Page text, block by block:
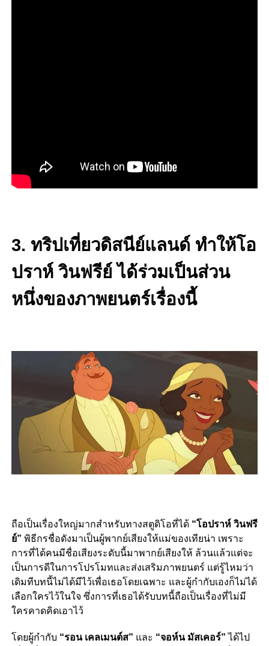
3. ทริปเที่ยวดิสนีย์แลนด์ ทำให้โอ
ปราห์ วินฟรีย์ ได้ร่วมเป็นส่วน
หนึ่งของภาพยนตร์เรื่องนี้
ถือเป็นเรื่องใหญ่มากสำหรับทางสตูดิโอที่ได้ “โอปราห์ วินฟรี
ย์” พิธีกรชื่อดังมาเป็นผู้พากย์เสียงให้แม่ของเทียน่า เพราะ
การที่ได้คนมีชื่อเสียงระดับนี้มาพากย์เสียงให้ ล้วนแล้วแต่จะ
เป็นการดีในการโปรโมทและส่งเสริมภาพยนตร์ แต่รู้ไหมว่า
เดิมทีบทนี้ไม่ได้มีไว้เพื่อเธอโดยเฉพาะ และผู้กำกับเองก็ไม่ได้
เลือกใครไว้ในใจ ซึ่งการที่เธอได้รับบทนี้ถือเป็นเรื่องที่ไม่มี
ใครคาดคิดเอาไว้
โดยผู้กำกับ “รอน เคลเมนต์ส” และ “จอห์น มัสเคอร์” ได้ไป